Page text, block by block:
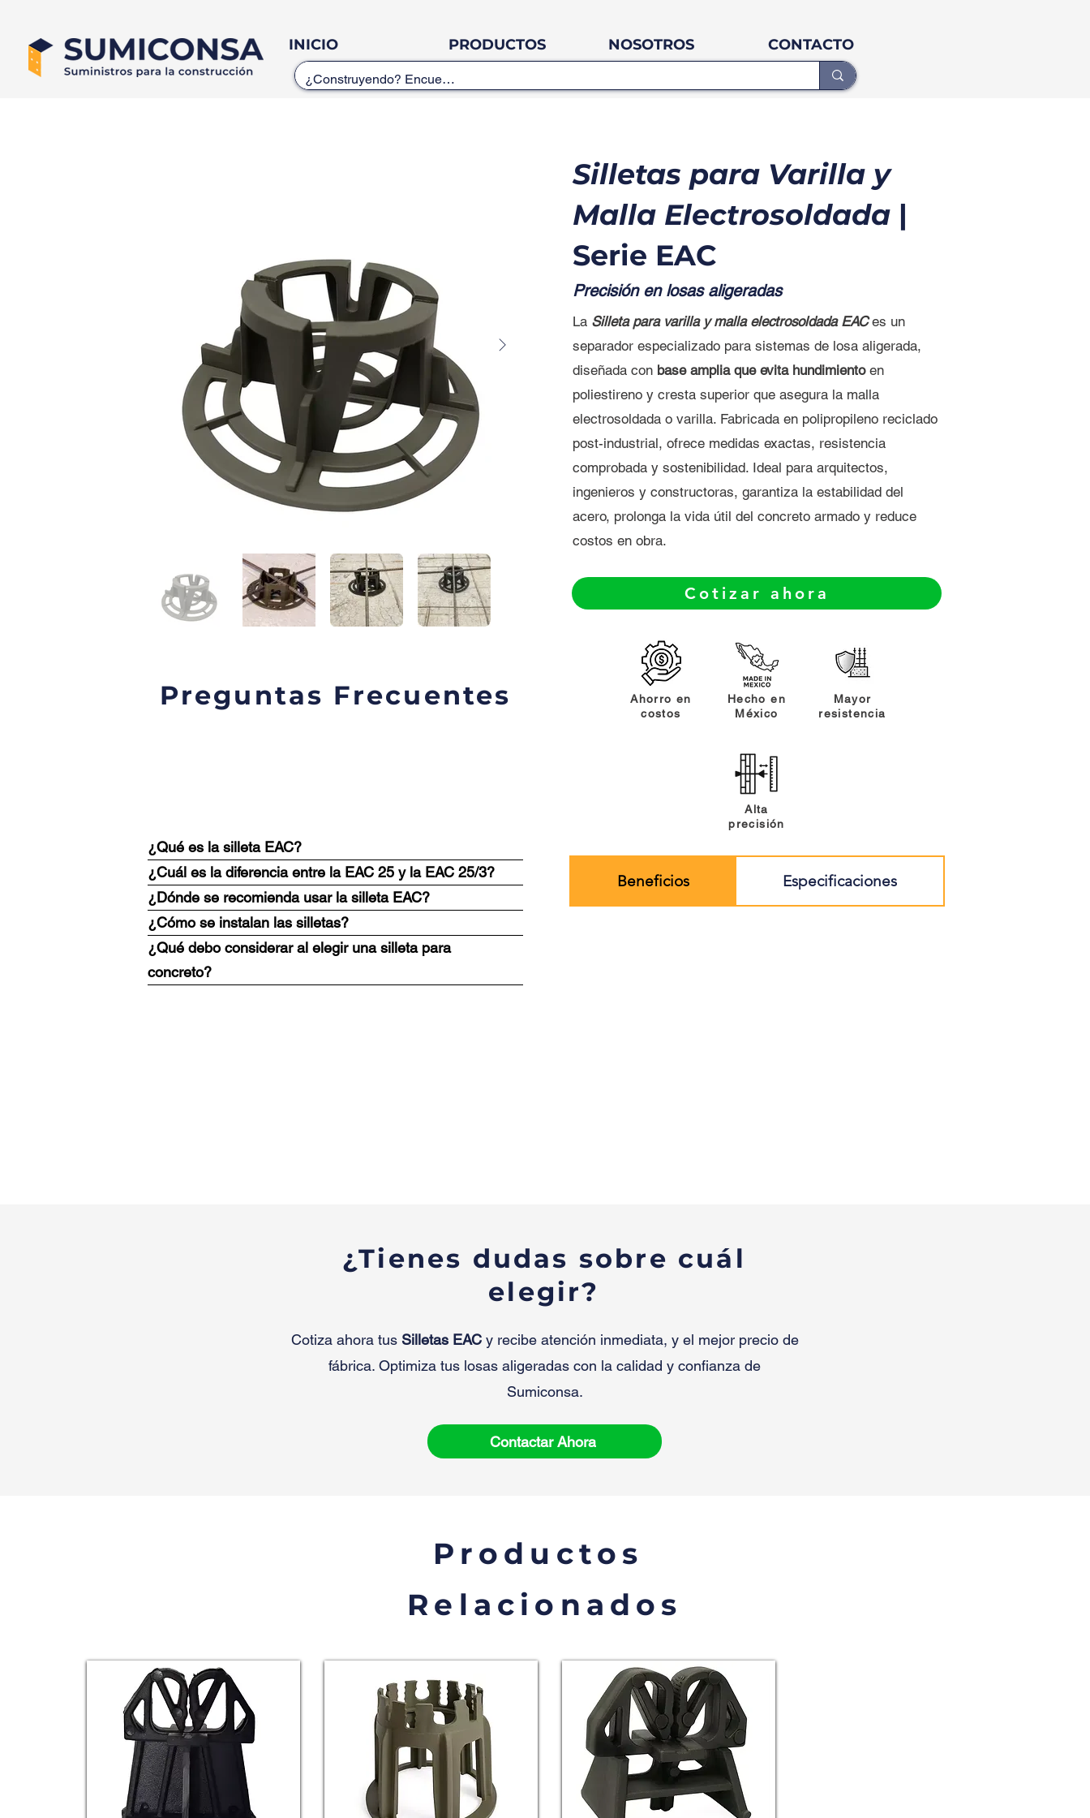
INICIO PRODUCTOS NOSOTROS CONTACTO
Preguntas Frecuentes
¿Qué es la silleta EAC?
¿Cuál es la diferencia entre la EAC 25 y la EAC 25/3?
¿Dónde se recomienda usar la silleta EAC?
¿Cómo se instalan las silletas?
¿Qué debo considerar al elegir una silleta para
concreto?
Silletas para Varilla y
Malla Electrosoldada |
Serie EAC
Precisión en losas aligeradas
La Silleta para varilla y malla electrosoldada EACes un
separador especializado para sistemas de losa aligerada,
diseñada con base amplia que evita hundimientoen
poliestireno y cresta superior que asegura la malla
electrosoldada o varilla. Fabricada en polipropileno reciclado
post-industrial, ofrece medidas exactas, resistencia
comprobada y sostenibilidad. Ideal para arquitectos,
ingenieros y constructoras, garantiza la estabilidad del
acero, prolonga la vida útil del concreto armado y reduce
costos en obra.
Cotizar ahora
Ahorro en
costos
Hecho en
México
Mayor
resistencia
Alta
precisión
Beneficios Especificaciones
¿Tienes dudas sobre cuál
elegir?
Cotiza ahora tus Silletas EACy recibe atención inmediata, y el mejor precio de
fábrica. Optimiza tus losas aligeradas con la calidad y confianza de
Sumiconsa.
Contactar Ahora
Productos
Relacionados